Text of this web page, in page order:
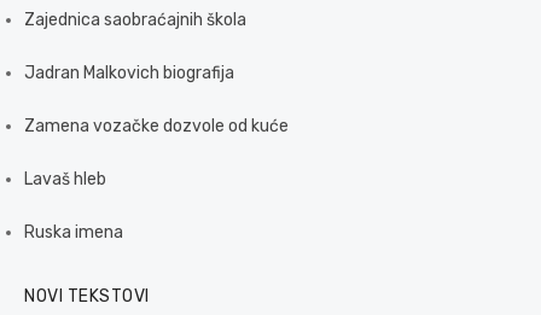
Zajednica saobraćajnih škola
Jadran Malkovich biografija
Zamena vozačke dozvole od kuće
Lavaš hleb
Ruska imena
NOVI TEKSTOVI